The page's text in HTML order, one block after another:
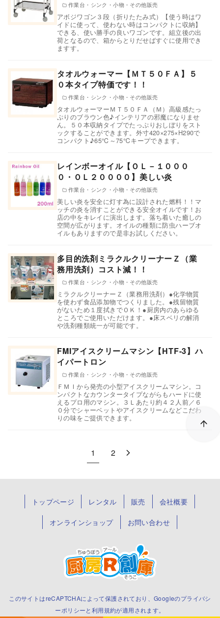
作業台・シンク・小物・その他販売
アボジワゴン３段（折りたたみ式）【使う時はワ
イドに使って、使わない時はコンパクトに収納】
できる、使い勝手の良いワゴンです。組立後の出
荷となるので、箱からとりだせばすぐに使用でき
ますす。
タオルウォーマー【ＭＴ５０ＦＡ】５
０本タイプ特価です！！
作業台・シンク・小物・その他販売
タオルウォーマーＭＴ５０ＦＡ（Ｍ）高級感たっ
ぷりのブラウン色♪インテリアの邪魔になりませ
ん。５０本収納タイプでたっぷりおしぼりをスト
ックすることができます。外寸420×275×H290で
コンパクト♪65℃～75℃キープできます。
レインボーオイル【ＯＬ－１０００
０・ＯＬ２００００】美しい炎
作業台・シンク・小物・その他販売
美しい炎を安全に灯す為に設計された燃料！！マ
ッチの炎を消すことができる安全オイルです！お
店の中をキレイに演出します。落ち着いた癒しの
空間が広がります。オイルの種類に防虫ハーブオ
イルもありますので是非お試しください。
多目的洗剤ミラクルクリーナーＺ（業
務用洗剤）コスト減！！
作業台・シンク・小物・その他販売
ミラクルクリーナーＺ（業務用洗剤）●化学物質
を使わず食品添加物でつくりました。●残留物質
がないため１度拭きでＯＫ！●厨房内のあらゆる
ところでご使用いただけます。●床スベリの解消
や洗剤種類統一が可能です。
FMIアイスクリームマシン【HTF-3】ハ
イパートロン
作業台・シンク・小物・その他販売
ＦＭＩから発売の小型アイスクリームマシン。コ
ンパクトなカウンタータイプながらもハードに使
えるプロ用のマシン。３Ｌあたり約４２人前／６
０分でシャーベットやアイスクリームなどこだわ
りの味をご提供できます。
1 2
トップページ レンタル 販売 会社概要
オンラインショップ お問い合わせ
このサイトはreCAPTCHAによって保護されており、Googleのプライバシ
ーポリシーと 利用規約が適用されます。